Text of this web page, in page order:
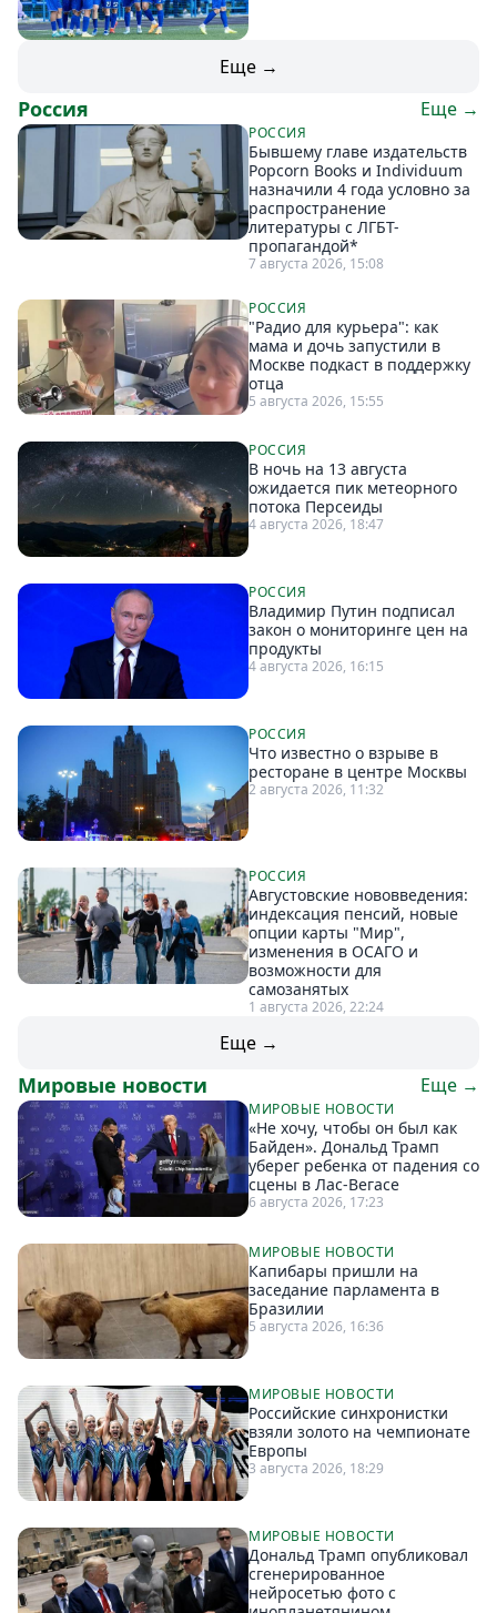
Еще →
Россия Еще →
РОССИЯ
Бывшему главе издательств
Popcorn Books и Individuum
назначили 4 года условно за
распространение
литературы с ЛГБТ-
пропагандой*
7 августа 2026, 15:08
РОССИЯ
"Радио для курьера": как
мама и дочь запустили в
Москве подкаст в поддержку
отца
5 августа 2026, 15:55
РОССИЯ
В ночь на 13 августа
ожидается пик метеорного
потока Персеиды
4 августа 2026, 18:47
РОССИЯ
Владимир Путин подписал
закон о мониторинге цен на
продукты
4 августа 2026, 16:15
РОССИЯ
Что известно о взрыве в
ресторане в центре Москвы
2 августа 2026, 11:32
РОССИЯ
Августовские нововведения:
индексация пенсий, новые
опции карты "Мир",
изменения в ОСАГО и
возможности для
самозанятых
1 августа 2026, 22:24
Еще →
Мировые новости Еще →
МИРОВЫЕ НОВОСТИ
«Не хочу, чтобы он был как
Байден». Дональд Трамп
уберег ребенка от падения со
сцены в Лас-Вегасе
6 августа 2026, 17:23
МИРОВЫЕ НОВОСТИ
Капибары пришли на
заседание парламента в
Бразилии
5 августа 2026, 16:36
МИРОВЫЕ НОВОСТИ
Российские синхронистки
взяли золото на чемпионате
Европы
3 августа 2026, 18:29
МИРОВЫЕ НОВОСТИ
Дональд Трамп опубликовал
сгенерированное
нейросетью фото с